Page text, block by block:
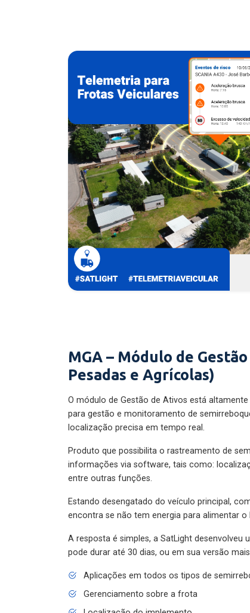
MGA – Módulo de
Pesadas e Agrícolas)
O módulo de Gestão de Ativos está
para gestão e monitoramento de
localização precisa em tempo real.
Produto que possibilita o rastreamento de
informações via software, tais como:
entre outras funções.
Estando desengatado do veículo principal,
encontra se não tem energia para alimentar o
A resposta é simples, a SatLight desenvolveu
pode durar até 30 dias, ou em sua versão
Aplicações em todos os tipos de
Gerenciamento sobre a frota
Localização do implemento